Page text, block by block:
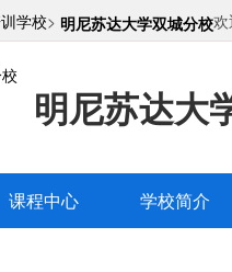
学校> 明尼苏达大学双城分校欢
明尼苏达大
课程中心 学校简介